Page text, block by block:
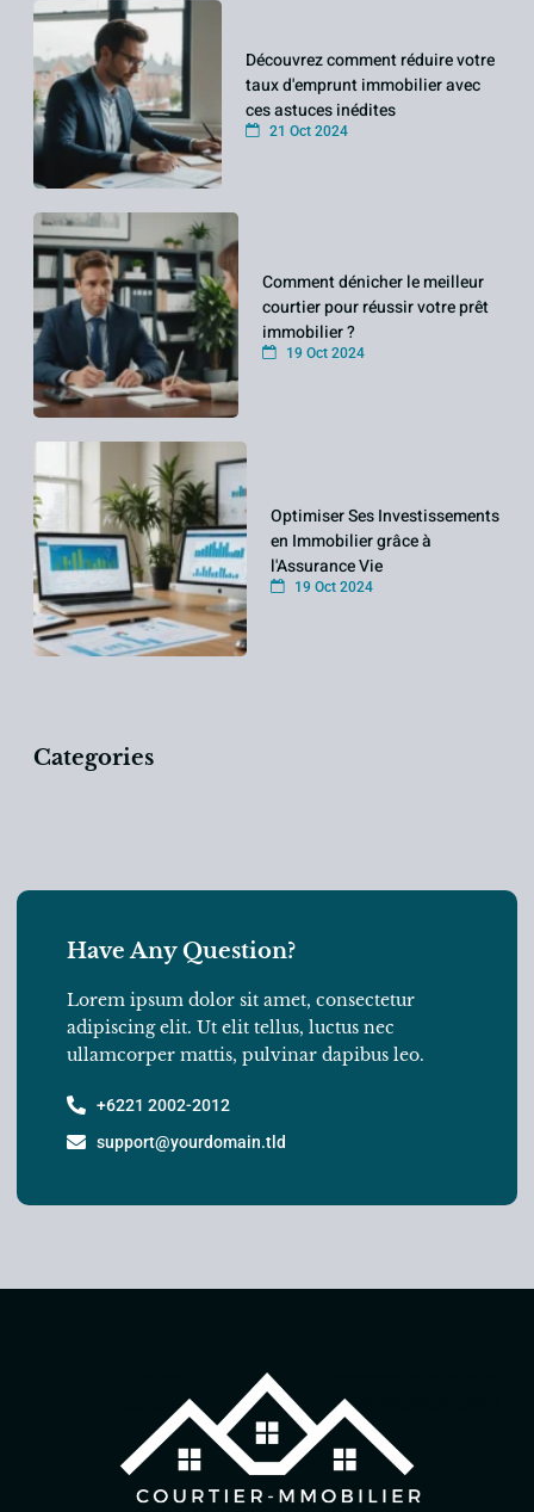
Découvrez comment réduire votre
taux d'emprunt immobilier avec
ces astuces inédites
21 Oct 2024
Comment dénicher le meilleur
courtier pour réussir votre prêt
immobilier ?
19 Oct 2024
Optimiser Ses Investissements
en Immobilier grâce à
l'Assurance Vie
19 Oct 2024
Categories
Have Any Question?
Lorem ipsum dolor sit amet, consectetur
adipiscing elit. Ut elit tellus, luctus nec
ullamcorper mattis, pulvinar dapibus leo.
+6221 2002-2012
support@yourdomain.tld